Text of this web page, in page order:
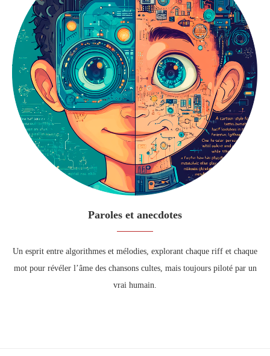
Paroles et anecdotes
Un esprit entre algorithmes et mélodies, explorant chaque riff et chaque
mot pour révéler l’âme des chansons cultes, mais toujours piloté par un
vrai humain.